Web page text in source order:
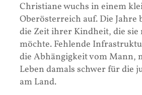
Christiane wuchs in einem
Oberösterreich auf. Die Jahre
die Zeit ihrer Kindheit, die sie
möchte. Fehlende
die Abhängigkeit vom Mann,
Leben damals schwer für die
am Land.